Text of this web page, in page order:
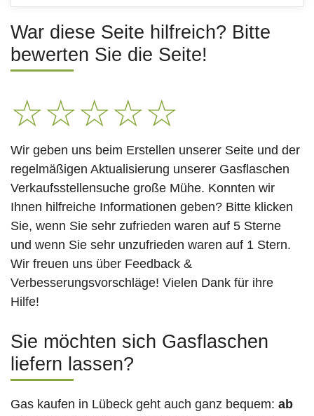
War diese Seite hilfreich? Bitte
bewerten Sie die Seite!
☆☆☆☆☆
Wir geben uns beim Erstellen unserer Seite und der
regelmäßigen Aktualisierung unserer Gasflaschen
Verkaufsstellensuche große Mühe. Konnten wir
Ihnen hilfreiche Informationen geben? Bitte klicken
Sie, wenn Sie sehr zufrieden waren auf 5 Sterne
und wenn Sie sehr unzufrieden waren auf 1 Stern.
Wir freuen uns über Feedback &
Verbesserungsvorschläge! Vielen Dank für ihre
Hilfe!
Sie möchten sich Gasflaschen
liefern lassen?
Gas kaufen in Lübeck geht auch ganz bequem: ab